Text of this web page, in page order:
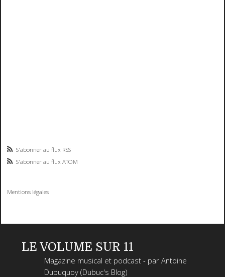
S'abonner au flux RSS
S'abonner au flux ATOM
Mentions légales
LE VOLUME SUR 11
Magazine musical et podcast - par Antoine
Dubuquoy (Dubuc's Blog)